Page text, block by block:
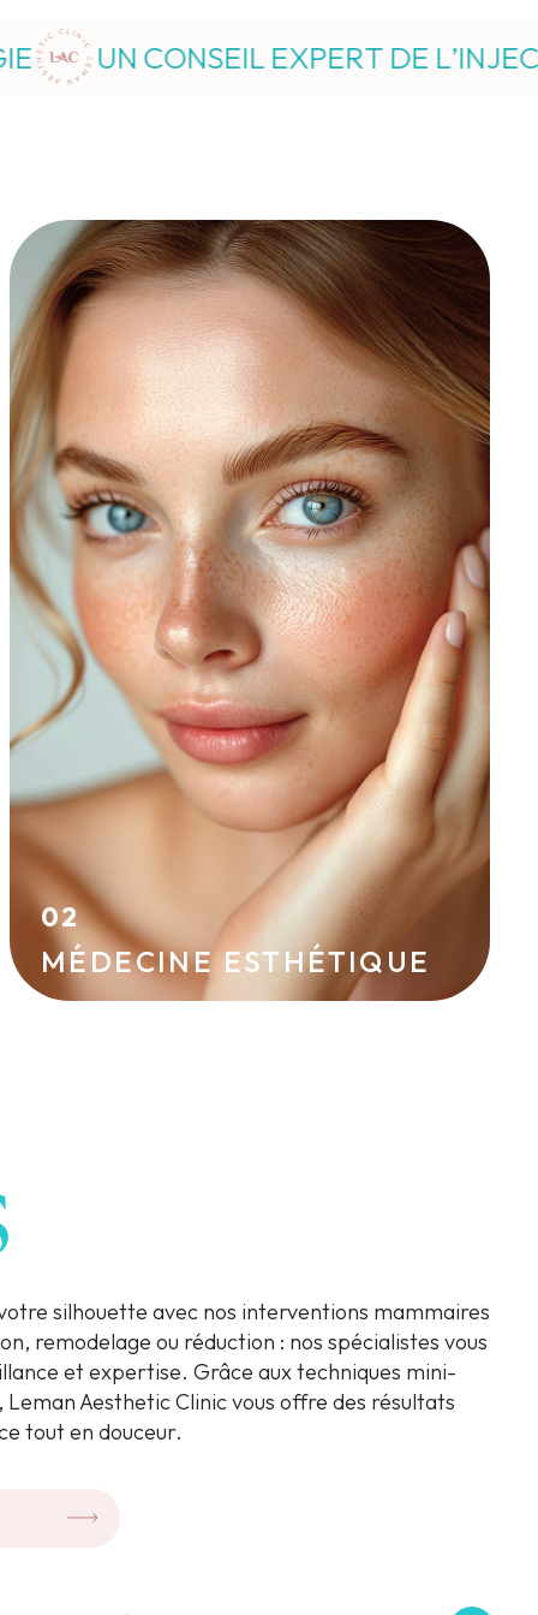
DE L’INJECTION À LA
MÉDECINE ESTHÉTIQUE
La médecine esthétique permet d’embellir le
visage sans chirurgie grâce à des techniques
douces et efficaces. Injections d’acide
hyaluronique, skin boosters, peelings ou
mésothérapie améliorent l’éclat et la tonicité
de la peau et aident à prévenir le
vieillissement cutané.
ACIDE HYALURONIQUE
IPL
02
MÉDECINE ESTHÉTIQUE
silhouette avec nos interventions mammaires
remodelage ou réduction : nos spécialistes vous
et expertise. Grâce aux techniques mini-
Leman Aesthetic Clinic vous offre des résultats
tout en douceur.
.